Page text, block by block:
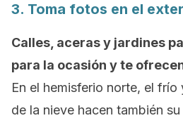
3. Toma fotos en el
Calles, aceras y jardines
para la ocasión y te
En el hemisferio norte, el
de la nieve hacen también